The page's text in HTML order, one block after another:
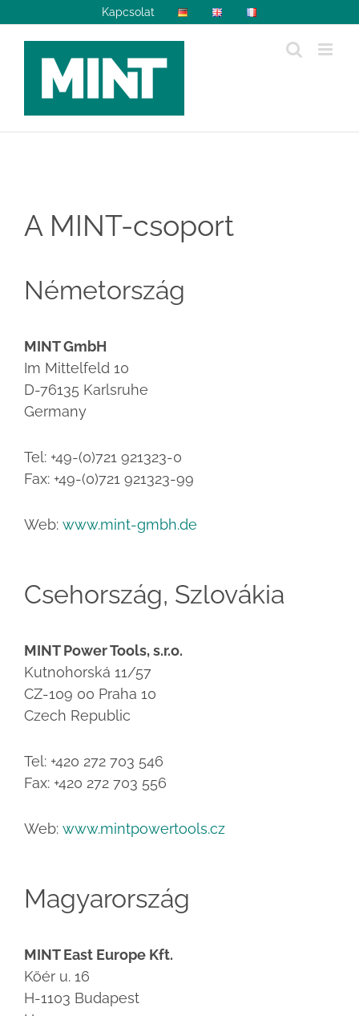
Kapcsolat
A MINT-csoport
Németország
MINT GmbH
Im Mittelfeld 10
D-76135 Karlsruhe
Germany
Tel: +49-(0)721 921323-0
Fax: +49-(0)721 921323-99
Web: www.mint-gmbh.de
Csehország, Szlovákia
MINT Power Tools, s.r.o.
Kutnohorská 11/57
CZ-109 00 Praha 10
Czech Republic
Tel: +420 272 703 546
Fax: +420 272 703 556
Web: www.mintpowertools.cz
Magyarország
MINT East Europe Kft.
Köér u. 16
H-1103 Budapest